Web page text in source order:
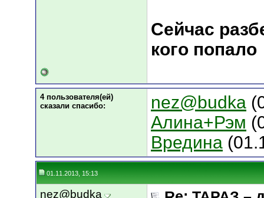
Сейчас
кого попало
4 пользователя(ей)
сказали cпасибо:
nez@budka
Алина+Рэм
Вредина
01.11.2013, 15:13
nez@budka